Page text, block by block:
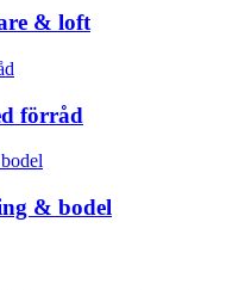
& loft
förråd
& bodel